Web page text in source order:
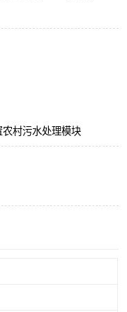
村污水处理模块